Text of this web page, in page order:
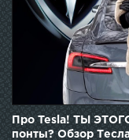
Про Tesla! ТЫ
понты? Обзор